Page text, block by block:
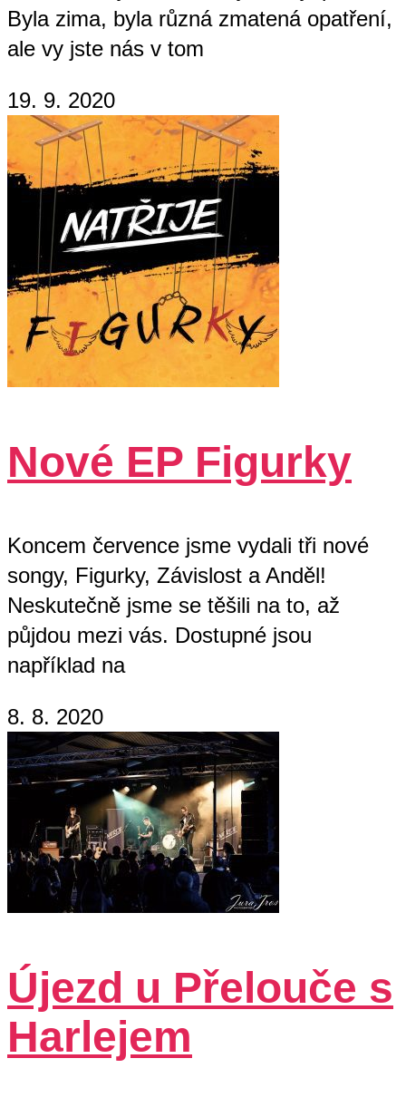
Byla zima, byla různá zmatená opatření,
ale vy jste nás v tom
19. 9. 2020
Nové EP Figurky
Koncem července jsme vydali tři nové
songy, Figurky, Závislost a Anděl!
Neskutečně jsme se těšili na to, až
půjdou mezi vás. Dostupné jsou
například na
8. 8. 2020
Újezd u Přelouče s
Harlejem